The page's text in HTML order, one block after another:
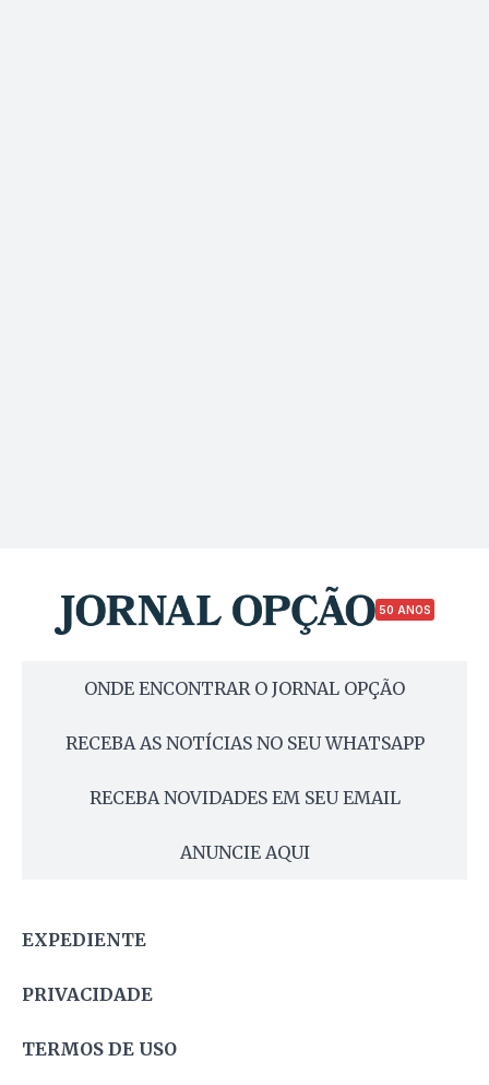
50 ANOS
ONDE ENCONTRAR O JORNAL OPÇÃO
RECEBA AS NOTÍCIAS NO SEU WHATSAPP
RECEBA NOVIDADES EM SEU EMAIL
ANUNCIE AQUI
EXPEDIENTE
PRIVACIDADE
TERMOS DE USO